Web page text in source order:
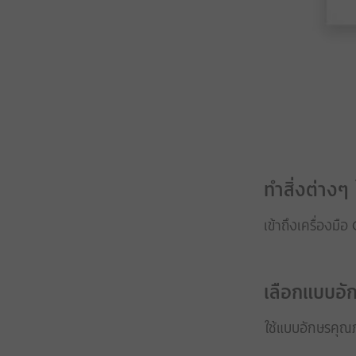
ทำสิ่งต่างๆ
เข้าถึงเครื่องมื
เลือกแบบ
ใช้แบบอักษรคุณ